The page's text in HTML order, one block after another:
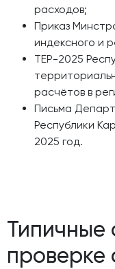
расходов;
Приказ
индексного и
ТЕР-2025
расчётов в
Письма
Республики
2025 год.
Типичные
проверке